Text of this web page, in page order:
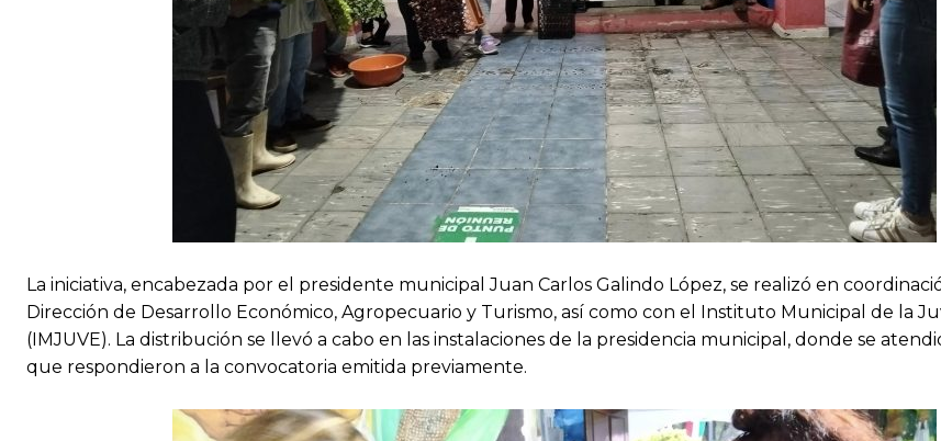
La iniciativa, encabezada por el presidente municipal Juan Carlos Galindo López, se realizó en
Dirección de Desarrollo Económico, Agropecuario y Turismo, así como con el Instituto Municipal de la
(IMJUVE). La distribución se llevó a cabo en las instalaciones de la presidencia municipal, donde se
que respondieron a la convocatoria emitida previamente.